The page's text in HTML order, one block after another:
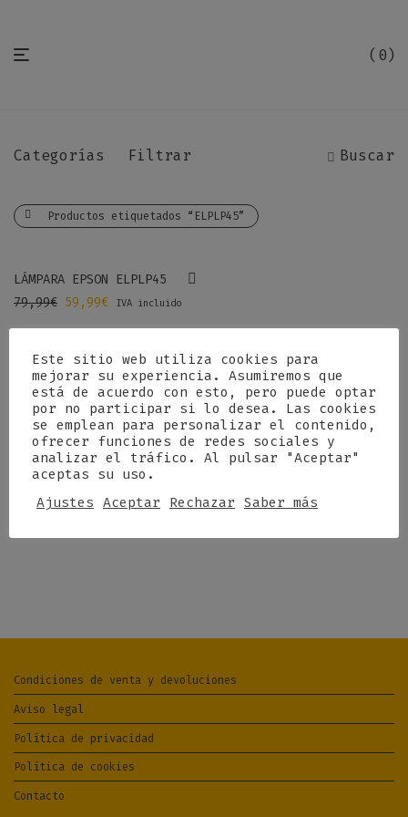
0
Categorías Filtrar Buscar
Productos etiquetados “ELPLP45”
LÁMPARA EPSON ELPLP45
79,99€ El precio original era: 79,99€.
59,99€El precio actual es: 59,99€.
IVA incluido
Condiciones de venta y devoluciones
Aviso legal
Política de privacidad
Política de cookies
Contacto
Este sitio web utiliza cookies para
mejorar su experiencia. Asumiremos que
está de acuerdo con esto, pero puede optar
por no participar si lo desea. Las cookies
se emplean para personalizar el contenido,
ofrecer funciones de redes sociales y
analizar el tráfico. Al pulsar "Aceptar"
aceptas su uso.
Ajustes
Aceptar Rechazar Saber más